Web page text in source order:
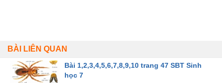
BÀI LIÊN QUAN
Bài 1,2,3,4,5,6,7,8,9,10 trang 47 SBT Sinh
học 7